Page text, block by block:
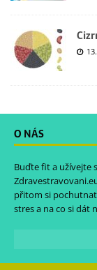
O NÁS
Buďte fit a užívejte
přitom si
stres a na co si dát